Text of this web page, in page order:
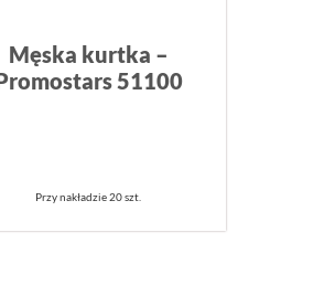
Męska kurtka –
51100
Przy nakładzie 20 szt.